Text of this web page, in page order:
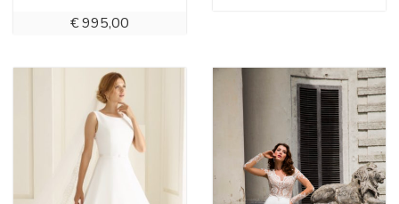
€995,00